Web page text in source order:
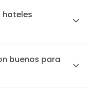
hoteles
buenos para